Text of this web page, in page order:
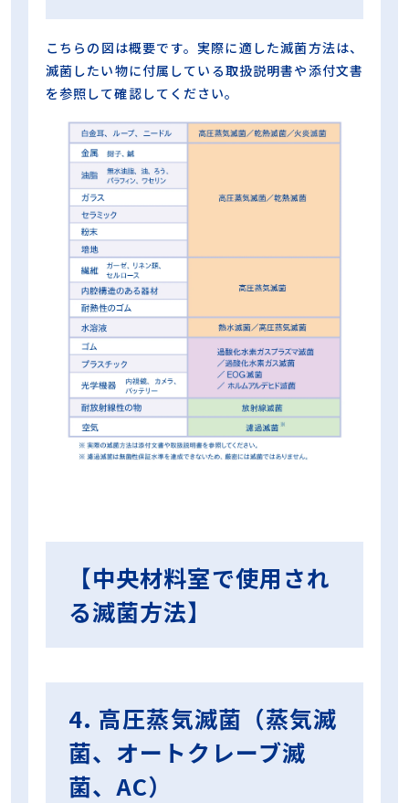
こちらの図は概要です。実際に適した滅菌方法は、
滅菌したい物に付属している取扱説明書や添付文書
を参照して確認してください。
【中央材料室で使用され
る滅菌方法】
4. 高圧蒸気滅菌（蒸気滅
菌、オートクレーブ滅
菌、AC）